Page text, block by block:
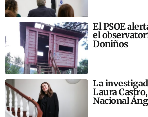
El PSOE
el
Doniños
La
Laura
Nacional